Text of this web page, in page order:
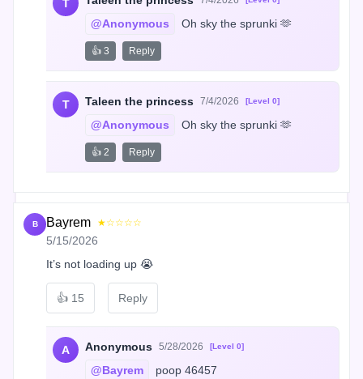
T
@Anonymous Oh sky the sprunki 🫶
👍 3 Reply
T Taleen the princess 7/4/2026 [Level 0]
@Anonymous Oh sky the sprunki 🫶
👍 2 Reply
B Bayrem ★☆☆☆☆
5/15/2026
It’s not loading up 😭
👍 15 Reply
A Anonymous 5/28/2026 [Level 0]
@Bayrem poop 46457